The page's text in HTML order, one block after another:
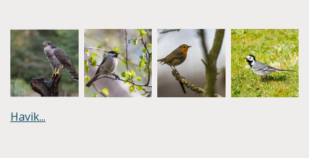
Havik...